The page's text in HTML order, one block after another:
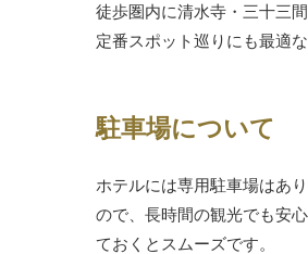
徒歩圏内に清水寺・三十三
定番スポット巡りにも最適な
駐車場について
ホテルには専用駐車場はあ
ので、長時間の観光でも安
ておくとスムーズです。